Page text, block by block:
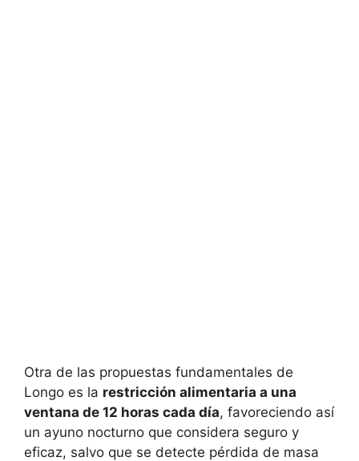
Otra de las propuestas fundamentales de
Longo es la restricción alimentaria a una
ventana de 12 horas cada día, favoreciendo así
un ayuno nocturno que considera seguro y
eficaz, salvo que se detecte pérdida de masa